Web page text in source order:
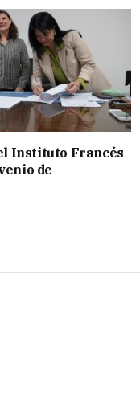
Instituto Francés
de